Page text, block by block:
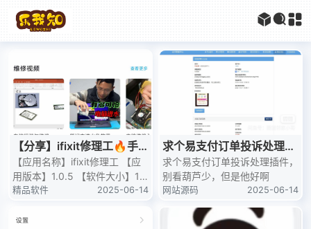
【分享】ifixit修理工🔥手
机电脑家电维修🔥图片编辑
GIF
【应用名称】ifixit修理工 【应
用版本】1.0.5 【软件大小】12
5m 【适用平台】安卓 【应用
精品软件 2025-06-14
求个易支付订单投诉处理插
件，全身家当葫芦奉上
求个易支付订单投诉处理插件，
别看葫芦少，但是他好啊
网站源码 2025-06-14